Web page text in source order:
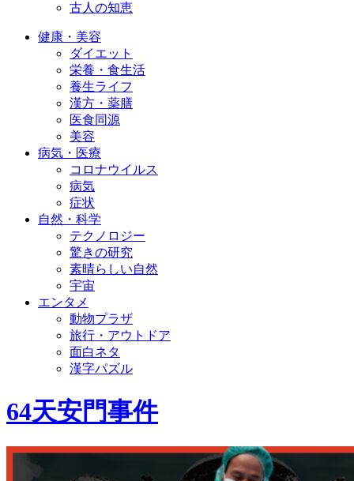
古人の知恵
健康・美容
ダイエット
栄養・食生活
養生ライフ
漢方・薬膳
医食同源
美容
病気・医療
コロナウイルス
病気
症状
自然・科学
テクノロジー
驚きの研究
素晴らしい自然
宇宙
エンタメ
動物プラザ
旅行・アウトドア
面白ネタ
漢字パズル
64天安門事件